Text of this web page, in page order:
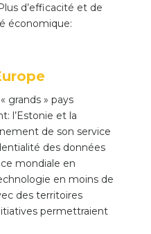
d’efficacité et de
économique:
grands » pays
l’Estonie et la
de son service
des données
mondiale en
en moins de
des territoires
permettraient